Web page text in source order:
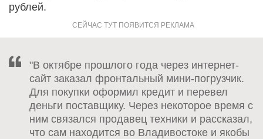
рублей.
"В октябре прошлого года через интернет-
сайт заказал фронтальный мини-погрузчик.
Для покупки оформил кредит и перевел
деньги поставщику. Через некоторое время с
ним связался продавец техники и рассказал,
что сам находится во Владивостоке и якобы